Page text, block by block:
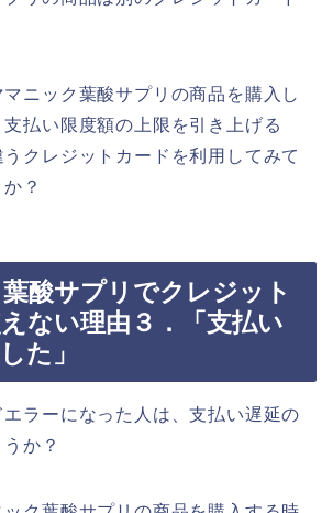
ニック葉酸サプリの商品を購入し
払い限度額の上限を引き上げる
クレジットカードを利用してみて
？
酸サプリでクレジット
ない理由３．「支払い
た」
ラーになった人は、支払い遅延の
か？